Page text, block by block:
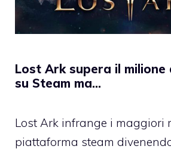
Lost Ark supera il
su Steam ma…
Lost Ark infrange i maggiori
piattaforma steam